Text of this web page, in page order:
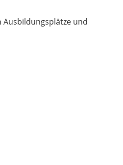
Ausbildungsplätze und